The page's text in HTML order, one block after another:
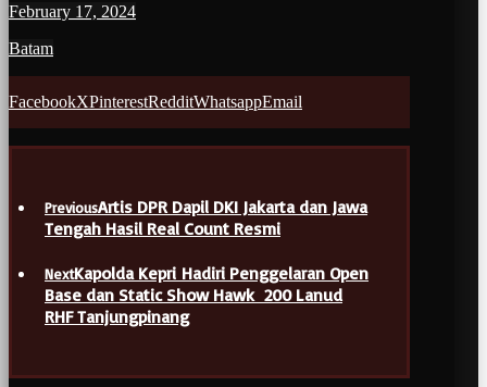
February 17, 2024
Batam
FacebookXPinterestRedditWhatsappEmail
PreviousArtis DPR Dapil DKI Jakarta dan Jawa
Tengah Hasil Real Count Resmi
NextKapolda Kepri Hadiri Penggelaran Open
Base dan Static Show Hawk 200 Lanud
RHF Tanjungpinang